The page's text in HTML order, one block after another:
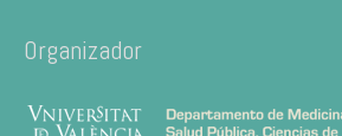
Organizador